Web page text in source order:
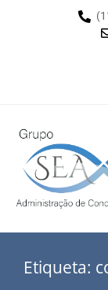
Etiqueta: